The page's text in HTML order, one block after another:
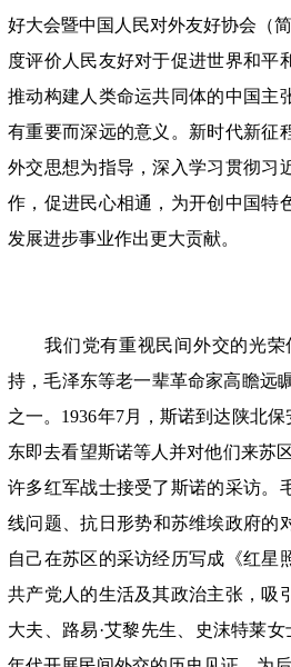
好大会暨中国人民对外友好协会（
度评价人民友好对于促进世界和平
推动构建人类命运共同体的中国主
有重要而深远的意义。新时代新征
外交思想为指导，深入学习贯彻习
作，促进民心相通，为开创中国特
发展进步事业作出更大贡献。
我们党有重视民间外交的光荣
持，毛泽东等老一辈革命家高瞻远
之一。1936年7月，斯诺到达陕北
东即去看望斯诺等人并对他们来苏
许多红军战士接受了斯诺的采访。
线问题、抗日形势和苏维埃政府的
自己在苏区的采访经历写成《红星
共产党人的生活及其政治主张，吸
大夫、路易·艾黎先生、史沫特莱